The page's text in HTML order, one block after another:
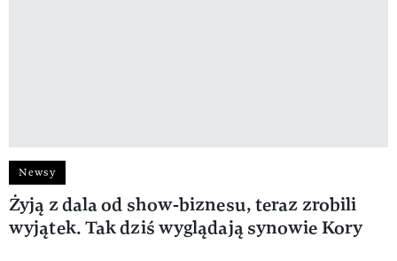
Newsy
Żyją z dala od show-biznesu, teraz zrobili
wyjątek. Tak dziś wyglądają synowie Kory